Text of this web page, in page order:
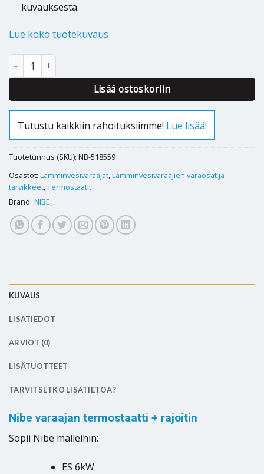
kuvauksesta
Lue koko tuotekuvaus
Nibe lämminvesivaraajan varaosa termostaatti + rajoitin -
Lisää ostoskoriin
Tutustu kaikkiin rahoituksiimme! Lue lisää!
Tuotetunnus (SKU): NB-518559
Osastot: Lämminvesivaraajat,Lämminvesivaraajien varaosat ja
tarvikkeet,Termostaatit
Brand: NIBE
KUVAUS
LISÄTIEDOT
ARVIOT (0)
LISÄTUOTTEET
TARVITSETKO LISÄTIETOA?
Nibe varaajan termostaatti + rajoitin
Sopii Nibe malleihin:
ES 6kW